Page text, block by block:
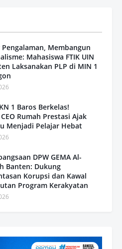
Membangun
Mahasiswa FTIK UIN
Laksanakan PLP di MIN 1
1 Baros Berkelas!
Rumah Prestasi Ajak
Menjadi Pelajar Hebat
DPW GEMA Al-
Banten: Dukung
Korupsi dan Kawal
Program Kerakyatan